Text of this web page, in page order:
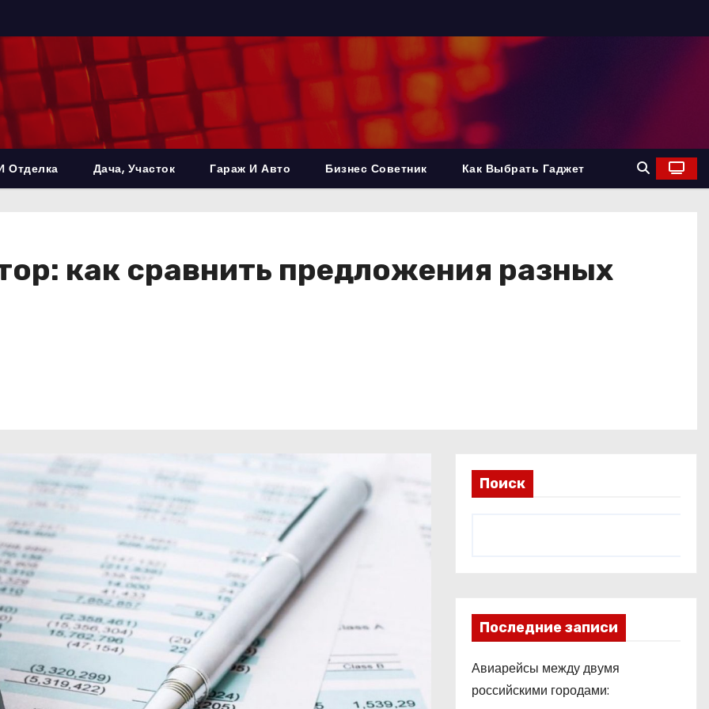
Отделка Дача, Участок Гараж И Авто Бизнес Советник Как Выбрать Гаджет
как сравнить предложения разных
Поиск
Последние записи
Авиарейсы между двумя
российскими городами: